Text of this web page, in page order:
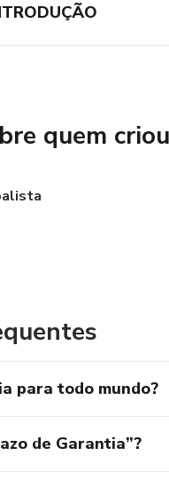
quem
para todo mundo?
de Garantia”?